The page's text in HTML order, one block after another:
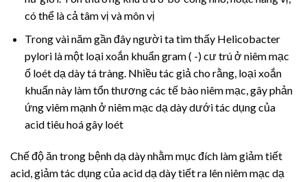
có thể là cả tâm vị và môn vị
Trong vài năm gần đây người ta tìm thấy Helicobacter
pylori là một loại xoắn khuẩn gram ( -) cư trú ở niêm mạc
ổ loét dạ dày tá tràng. Nhiều tác giả cho rằng, loại xoắn
khuẩn này làm tổn thương các tế bào niêm mạc, gây phản
ứng viêm mạnh ở niêm mạc dạ dày dưới tác dụng của
acid tiêu hoá gây loét
Chế độ ăn trong bệnh dạ dày nhằm mục đích làm giảm tiết
acid, giảm tác dụng của acid dạ dày tiết ra lên niêm mạc dạ